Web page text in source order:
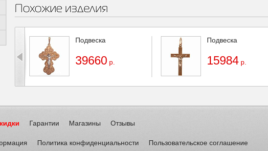
Похожие изделия
Подвеска
39660 р.
Подвеска
15984 р.
Гарантии Магазины Отзывы
Политика конфиденциальности Пользовательское соглашение